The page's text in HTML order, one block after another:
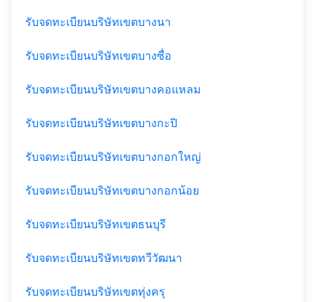
รับจดทะเบียนบริษัทเขตบางนา
รับจดทะเบียนบริษัทเขตบางซื่อ
รับจดทะเบียนบริษัทเขตบางคอแหลม
รับจดทะเบียนบริษัทเขตบางกะปิ
รับจดทะเบียนบริษัทเขตบางกอกใหญ่
รับจดทะเบียนบริษัทเขตบางกอกน้อย
รับจดทะเบียนบริษัทเขตธนบุรี
รับจดทะเบียนบริษัทเขตทวีวัฒนา
รับจดทะเบียนบริษัทเขตทุ่งครุ